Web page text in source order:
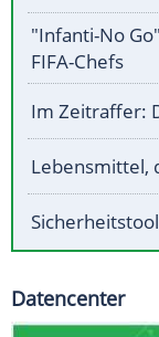
"Infanti-No
FIFA-Chefs
Im Zeitraffer:
Lebensmittel,
Datencenter